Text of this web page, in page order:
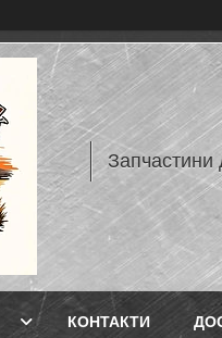
Запчастини
КОНТАКТИ